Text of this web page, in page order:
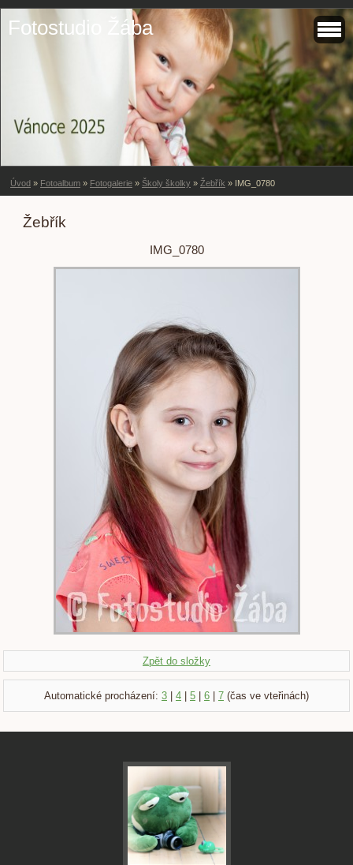
Fotostudio Žába
Úvod » Fotoalbum » Fotogalerie » Školy školky » Žebřík » IMG_0780
Žebřík
IMG_0780
Zpět do složky
Automatické procházení: 3 4 5 6 7 (čas ve vteřinách)